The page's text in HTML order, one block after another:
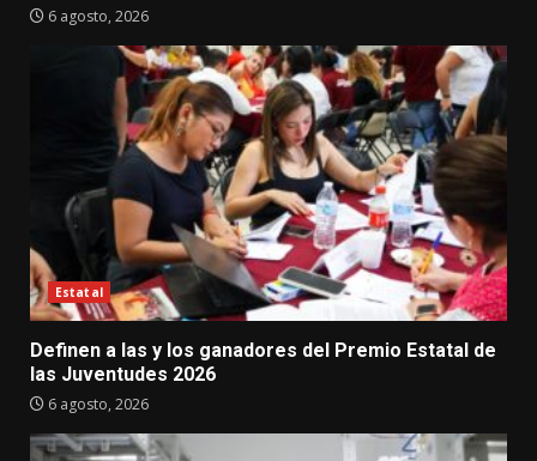
6 agosto, 2026
Estatal
Definen a las y los ganadores del Premio Estatal de
las Juventudes 2026
6 agosto, 2026